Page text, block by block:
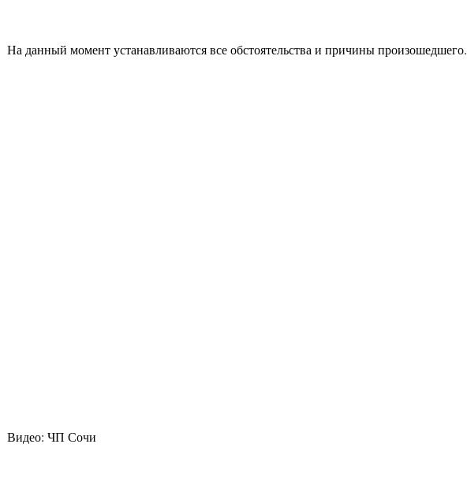
На данный момент устанавливаются все обстоятельства и причины произошедшего.
Видео: ЧП Сочи